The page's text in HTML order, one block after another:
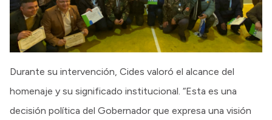
Durante su intervención, Cides valoró el alcance del
homenaje y su significado institucional. “Esta es una
decisión política del Gobernador que expresa una visión